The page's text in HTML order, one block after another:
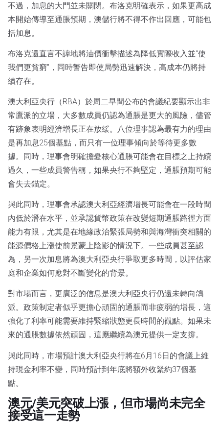
不過，加息的大門並未關閉。布洛克明確表示，如果更高成
本開始傳導至通脹預期，澳儲行將不得不作出回應，可能包
括加息。
布洛克還直言不諱地將油價衝擊描述為降低實際收入並"使
我們更貧窮"，同時警告即使局勢迅速解決，高成本仍將持
續存在。
澳大利亞央行（RBA）於周二早間公布的會議紀要顯示出非
常鷹派的立場，大多數成員仍認為通脹是更大的風險，儘管
有跡象表明經濟增長正在放緩。八位理事認為最有力的理由
是再加息25個基點，而只有一位理事傾向於等待更多數
據。同時，理事會明確擔憂核心通脹可能會在目標之上持續
過久，一些成員警告稱，如果央行不夠堅定，通脹預期可能
會失去錨定。
與此同時，理事會承認澳大利亞經濟增長可能會在一段時間
內低於潛在水平，並承認貨幣政策在改變短期通脹路徑方面
能力有限，尤其是在地緣政治緊張局勢和與海灣衝突相關的
能源價格上漲使前景蒙上陰影的情況下。一些成員甚至認
為，另一次加息將為澳大利亞央行爭取更多時間，以評估家
庭和企業如何應對不斷變化的背景。
對市場而言，更廣泛的信息是澳大利亞央行仍遠未轉向鴿
派。政策制定者似乎更擔心頑固的通脹而非疲弱的增長，這
強化了利率可能需要維持緊縮狀態更長時間的觀點。如果未
來的通脹數據依然頑固，這應繼續為澳元提供一定支撐。
與此同時，市場預計澳大利亞央行將在6月16日的會議上維
持現金利率不變，同時預計到年底將額外收緊約37個基
點。
澳元/美元突破上漲，但市場尚未完全
接受這一走勢